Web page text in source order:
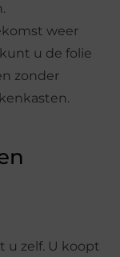
weer
u de folie
zonder
u zelf. U koopt